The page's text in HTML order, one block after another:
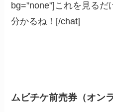
bg=”none”]これを見る
分かるね！[/chat]
ムビチケ前売券（オン